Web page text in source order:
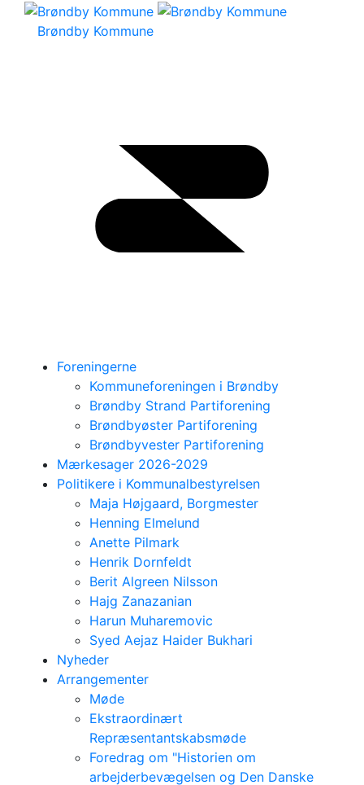
Brøndby Kommune
Foreningerne
Kommuneforeningen i Brøndby
Brøndby Strand Partiforening
Brøndbyøster Partiforening
Brøndbyvester Partiforening
Mærkesager 2026-2029
Politikere i Kommunalbestyrelsen
Maja Højgaard, Borgmester
Henning Elmelund
Anette Pilmark
Henrik Dornfeldt
Berit Algreen Nilsson
Hajg Zanazanian
Harun Muharemovic
Syed Aejaz Haider Bukhari
Nyheder
Arrangementer
Møde
Ekstraordinært
Repræsentantskabsmøde
Foredrag om "Historien om
arbejderbevægelsen og Den Danske